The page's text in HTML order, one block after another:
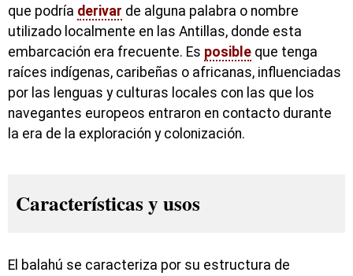
que podría derivar de alguna palabra o nombre
utilizado localmente en las Antillas, donde esta
embarcación era frecuente. Es posible que tenga
raíces indígenas, caribeñas o africanas, influenciadas
por las lenguas y culturas locales con las que los
navegantes europeos entraron en contacto durante
la era de la exploración y colonización.
Características y usos
El balahú se caracteriza por su estructura de